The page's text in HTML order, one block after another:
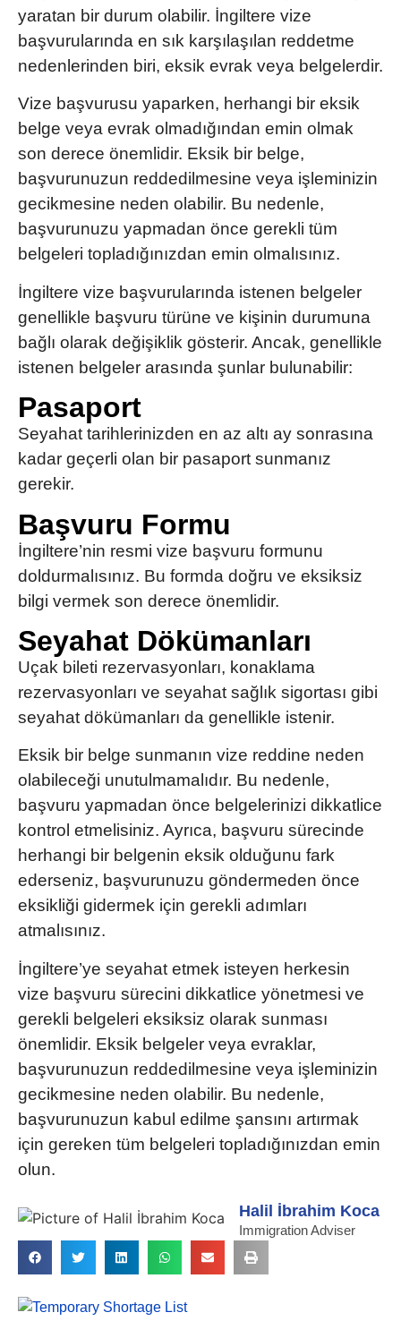
yaratan bir durum olabilir. İngiltere vize
başvurularında en sık karşılaşılan reddetme
nedenlerinden biri, eksik evrak veya belgelerdir.
Vize başvurusu yaparken, herhangi bir eksik
belge veya evrak olmadığından emin olmak
son derece önemlidir. Eksik bir belge,
başvurunuzun reddedilmesine veya işleminizin
gecikmesine neden olabilir. Bu nedenle,
başvurunuzu yapmadan önce gerekli tüm
belgeleri topladığınızdan emin olmalısınız.
İngiltere vize başvurularında istenen belgeler
genellikle başvuru türüne ve kişinin durumuna
bağlı olarak değişiklik gösterir. Ancak, genellikle
istenen belgeler arasında şunlar bulunabilir:
Pasaport
Seyahat tarihlerinizden en az altı ay sonrasına
kadar geçerli olan bir pasaport sunmanız
gerekir.
Başvuru Formu
İngiltere’nin resmi vize başvuru formunu
doldurmalısınız. Bu formda doğru ve eksiksiz
bilgi vermek son derece önemlidir.
Seyahat Dökümanları
Uçak bileti rezervasyonları, konaklama
rezervasyonları ve seyahat sağlık sigortası gibi
seyahat dökümanları da genellikle istenir.
Eksik bir belge sunmanın vize reddine neden
olabileceği unutulmamalıdır. Bu nedenle,
başvuru yapmadan önce belgelerinizi dikkatlice
kontrol etmelisiniz. Ayrıca, başvuru sürecinde
herhangi bir belgenin eksik olduğunu fark
ederseniz, başvurunuzu göndermeden önce
eksikliği gidermek için gerekli adımları
atmalısınız.
İngiltere’ye seyahat etmek isteyen herkesin
vize başvuru sürecini dikkatlice yönetmesi ve
gerekli belgeleri eksiksiz olarak sunması
önemlidir. Eksik belgeler veya evraklar,
başvurunuzun reddedilmesine veya işleminizin
gecikmesine neden olabilir. Bu nedenle,
başvurunuzun kabul edilme şansını artırmak
için gereken tüm belgeleri topladığınızdan emin
olun.
Halil İbrahim Koca
Immigration Adviser